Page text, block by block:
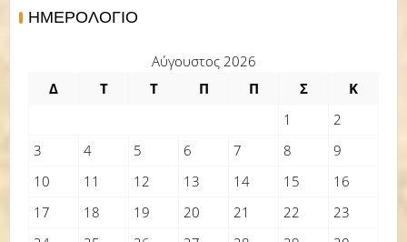
ΗΜΕΡΟΛΌΓΙΟ
Αύγουστος 2026
Δ
Τ Τ Π Π Σ
Κ
1
2
3
4 5 6 7 8
9
10
11 12 13 14 15
16
17
18 19 20 21 22
23